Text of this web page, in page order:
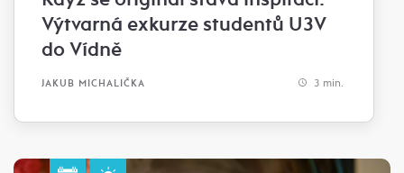
Výtvarná exkurze studentů U3V
do Vídně
JAKUB MICHALIČKA 3 min.